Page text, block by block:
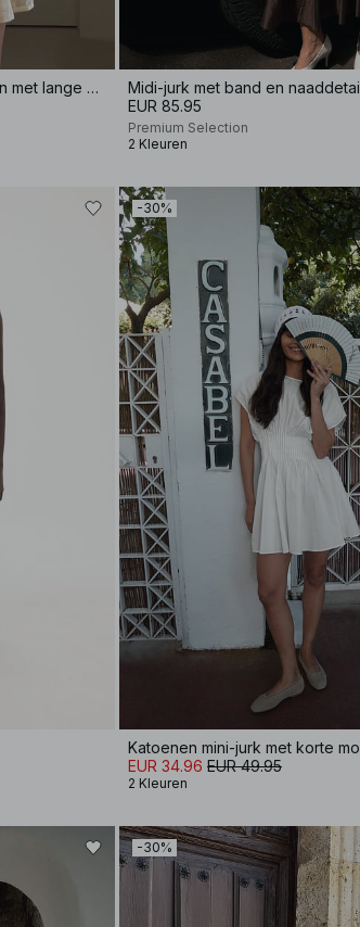
Mini-jurk van geborduurde chiffon met lange mouwen
Midi-jurk met band en
EUR 85.95
Premium Selection
2 Kleuren
-30%
EUR 34.96 EUR 49.95
2 Kleuren
-30%